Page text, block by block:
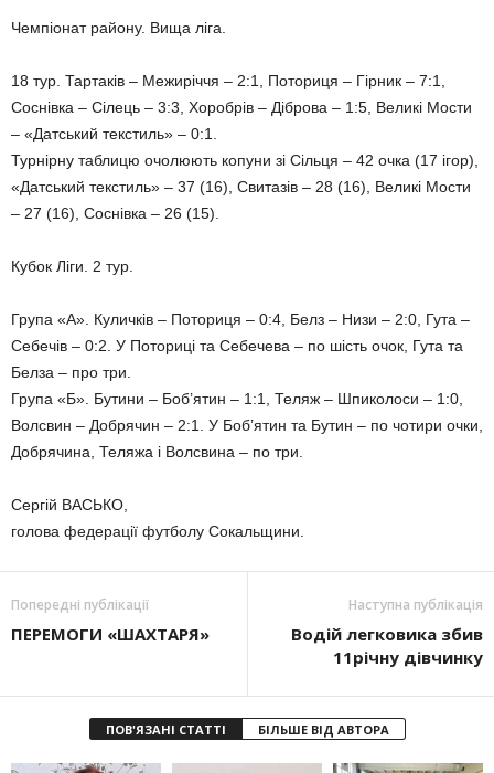
Чемпіонат району. Вища ліга.
18 тур. Тартаків – Межиріччя – 2:1, Поториця – Гірник – 7:1,
Соснівка – Сілець – 3:3, Хоробрів – Діброва – 1:5, Великі Мости
– «Датський текстиль» – 0:1.
Турнірну таблицю очолюють копуни зі Сільця – 42 очка (17 ігор),
«Датський текстиль» – 37 (16), Свитазів – 28 (16), Великі Мости
– 27 (16), Соснівка – 26 (15).
Кубок Ліги. 2 тур.
Група «А». Куличків – Поториця – 0:4, Белз – Низи – 2:0, Гута –
Себечів – 0:2. У Поториці та Себечева – по шість очок, Гута та
Белза – про три.
Група «Б». Бутини – Боб’ятин – 1:1, Теляж – Шпиколоси – 1:0,
Волсвин – Добрячин – 2:1. У Боб’ятин та Бутин – по чотири очки,
Добрячина, Теляжа і Волсвина – по три.
Сергій ВАСЬКО,
голова федерації футболу Сокальщини.
Попередні публікації
ПЕРЕМОГИ «ШАХТАРЯ»
Наступна публікація
Водій легковика збив
11річну дівчинку
ПОВ'ЯЗАНІ СТАТТІ БІЛЬШЕ ВІД АВТОРА